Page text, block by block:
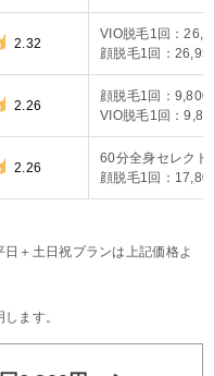
2.32
VIO脱毛1回：
顔脱毛1回：
2.26
顔脱毛1回：9,800
VIO脱毛1回：
2.26
60分全身セレク
顔脱毛1回：
＋土日祝プランは上記価格よ
ます。